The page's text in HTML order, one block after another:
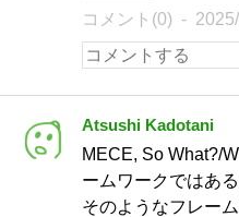
コメント(0)
Atsushi Kadotani
MECE, So What?/
ームワークではあ
そのようなフレー